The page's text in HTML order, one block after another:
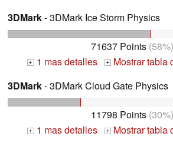
3DMark- 3DMark Ice Storm Physics
71637 Points (58%)
+ 1 mas detalles +
Mostrar tabla
3DMark- 3DMark Cloud Gate Physics
11798 Points (30%)
+ 1 mas detalles +
Mostrar tabla